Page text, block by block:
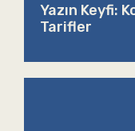
Yazın Keyfi:
Tarifler